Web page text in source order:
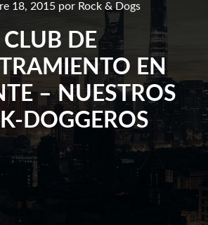
18, 2015 por Rock & Dogs
CLUB DE
EN
– NUESTROS
DOGGEROS